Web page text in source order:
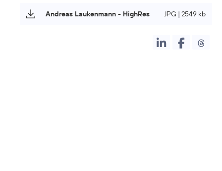
Andreas Laukenmann - HighRes JPG | 2549 kb